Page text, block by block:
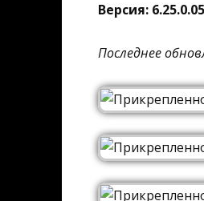
Версия:
Последнее